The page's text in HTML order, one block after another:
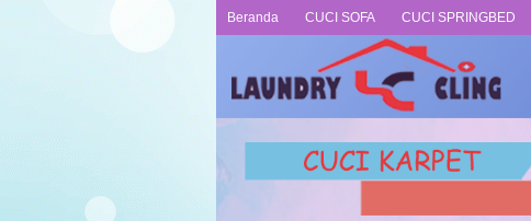
Beranda CUCI SOFA CUCI SPRINGBED